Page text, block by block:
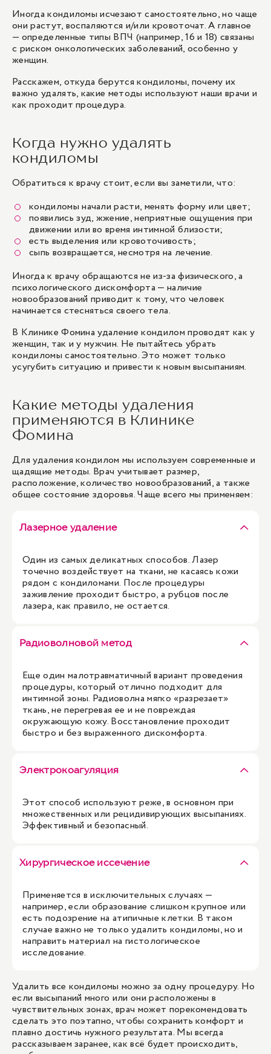
Иногда кондиломы исчезают самостоятельно, но чаще
они растут, воспаляются и/или кровоточат. А главное
— определенные типы ВПЧ (например, 16 и 18) связаны
с риском онкологических заболеваний, особенно у
женщин.
Расскажем, откуда берутся кондиломы, почему их
важно удалять, какие методы используют наши врачи и
как проходит процедура.
Когда нужно удалять
кондиломы
Обратиться к врачу стоит, если вы заметили, что:
кондиломы начали расти, менять форму или цвет;
появились зуд, жжение, неприятные ощущения при
движении или во время интимной близости;
есть выделения или кровоточивость;
сыпь возвращается, несмотря на лечение.
Иногда к врачу обращаются не из-за физического, а
психологического дискомфорта — наличие
новообразований приводит к тому, что человек
начинается стесняться своего тела.
В Клинике Фомина удаление кондилом проводят как у
женщин, так и у мужчин. Не пытайтесь убрать
кондиломы самостоятельно. Это может только
усугубить ситуацию и привести к новым высыпаниям.
Какие методы удаления
применяются в Клинике
Фомина
Для удаления кондилом мы используем современные и
щадящие методы. Врач учитывает размер,
расположение, количество новообразований, а также
общее состояние здоровья. Чаще всего мы применяем:
Лазерное удаление
Один из самых деликатных способов. Лазер
точечно воздействует на ткани, не касаясь кожи
рядом с кондиломами. После процедуры
заживление проходит быстро, а рубцов после
лазера, как правило, не остается.
Радиоволновой метод
Еще один малотравматичный вариант проведения
процедуры, который отлично подходит для
интимной зоны. Радиоволна мягко «разрезает»
ткань, не перегревая ее и не повреждая
окружающую кожу. Восстановление проходит
быстро и без выраженного дискомфорта.
Электрокоагуляция
Этот способ используют реже, в основном при
множественных или рецидивирующих высыпаниях.
Эффективный и безопасный.
Хирургическое иссечение
Применяется в исключительных случаях —
например, если образование слишком крупное или
есть подозрение на атипичные клетки. В таком
случае важно не только удалить кондиломы, но и
направить материал на гистологическое
исследование.
Удалить все кондиломы можно за одну процедуру. Но
если высыпаний много или они расположены в
чувствительных зонах, врач может порекомендовать
сделать это поэтапно, чтобы сохранить комфорт и
плавно достичь нужного результата. Мы всегда
рассказываем заранее, как всё будет происходить,